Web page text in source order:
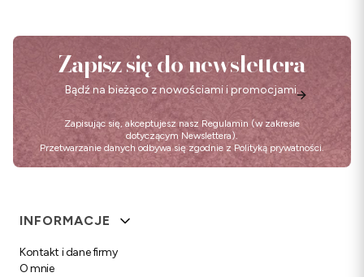
Zapisz się do newslettera
Bądź na bieżąco z nowościami i promocjami.
Zapisując się, akceptujesz nasz Regulamin (w zakresie
dotyczącym Newslettera).
Przetwarzanie danych odbywa się zgodnie z Polityką prywatności.
Linki w stopce
INFORMACJE
Kontakt i dane firmy
O mnie